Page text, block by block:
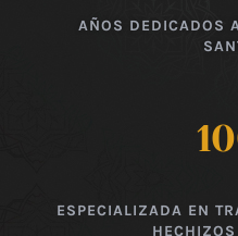
AÑOS DEDICADOS
ESPECIALIZADA EN